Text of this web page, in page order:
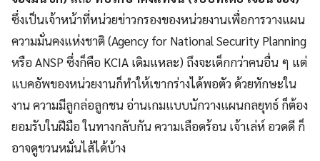
ซึ่งเป็นเจ้าหน้าที่หน่วยข่าวกรองของหน่วยงานเพื่อการวางแผน
ความมั่นคงแห่งชาติ (Agency for National Security Planning
หรือ ANSP ซึ่งก็คือ KCIA เดิมแหละ) ถึงจะเด็กกว่าคนอื่น ๆ แต่
แบคอัพของหน่วยงานก็ทำให้เขากร่างได้พอตัว ด้วยทักษะใน
งาน ความมีลูกล่อลูกชน อ่านเกมแบบนักวางแผนกลยุทธ์ ก็ต้อง
ยอมรับในฝีมือ ในทางกลับกัน ความเลือดร้อน เจ้าเล่ห์ อวดดี ก็
อาจดูชวนหมั่นไส้ได้บ้าง